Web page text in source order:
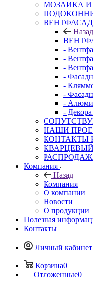
МОЗАИКА И
Назад
-
-
-
-
-
-
-
-
НАШИ
КОНТАКТЫ
Компания
Назад
Компания
О компании
Новости
О продукции
Полезная
Контакты
Личный кабинет
Корзина0
Отложенные0